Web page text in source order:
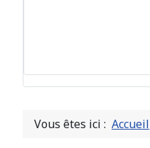
Vous êtes ici : Accueil